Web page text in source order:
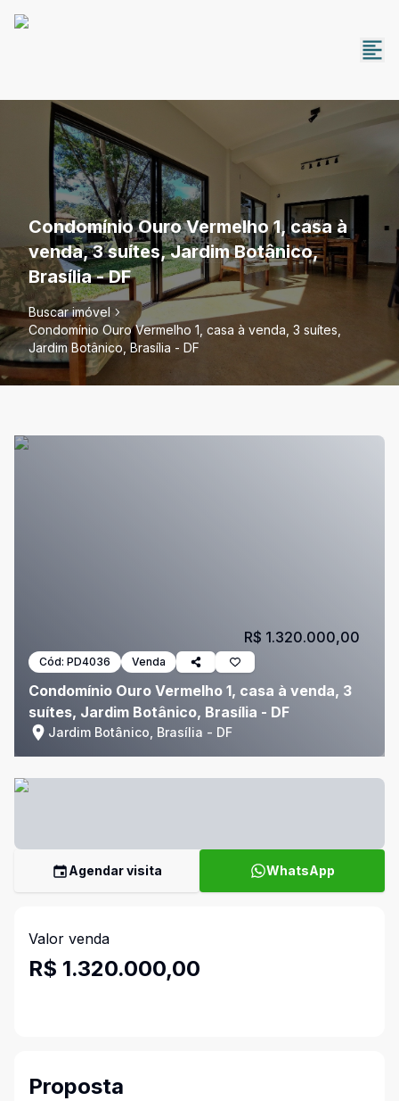
Condomínio Ouro Vermelho 1, casa à
venda, 3 suítes, Jardim Botânico,
Brasília - DF
Buscar imóvel
Condomínio Ouro Vermelho 1, casa à venda, 3 suítes,
Jardim Botânico, Brasília - DF
Cód: PD4036 Venda
Condomínio Ouro Vermelho 1, casa à venda, 3
suítes, Jardim Botânico, Brasília - DF
Jardim Botânico, Brasília - DF
R$ 1.320.000,00
Agendar visita WhatsApp
Valor venda
R$ 1.320.000,00
Proposta